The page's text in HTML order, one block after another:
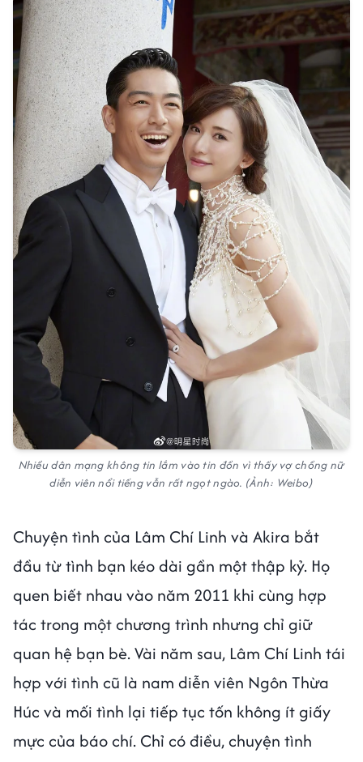
Nhiều dân mạng không tin lắm vào tin đồn vì thấy vợ chồng nữ
diễn viên nổi tiếng vẫn rất ngọt ngào. (Ảnh: Weibo)
Chuyện tình của Lâm Chí Linh và Akira bắt
đầu từ tình bạn kéo dài gần một thập kỷ. Họ
quen biết nhau vào năm 2011 khi cùng hợp
tác trong một chương trình nhưng chỉ giữ
quan hệ bạn bè. Vài năm sau, Lâm Chí Linh tái
hợp với tình cũ là nam diễn viên Ngôn Thừa
Húc và mối tình lại tiếp tục tốn không ít giấy
mực của báo chí. Chỉ có điều, chuyện tình